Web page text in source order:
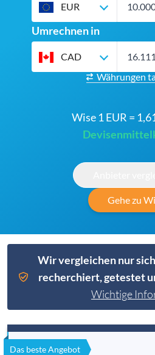
EUR
Umrechnen in
CAD
Währungen
Wise 1 EUR =
Gehe zu
Wir vergleichen nur
recherchiert, getestet
Wichtige
Das beste Angebot